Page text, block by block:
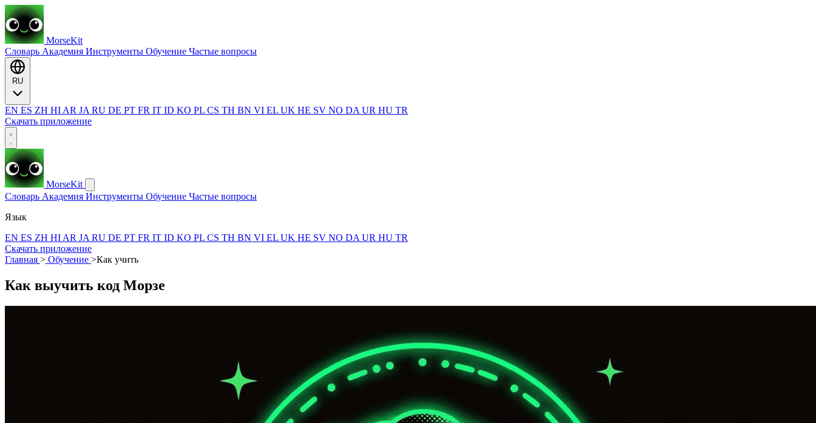
MorseKit
Словарь Академия Инструменты Обучение Частые вопросы
EN ES ZH HI AR JA RU DE PT FR IT ID KO PL CS TH BN VI EL UK HE SV NO DA UR HU TR
Скачать приложение
MorseKit
Словарь Академия Инструменты Обучение Частые вопросы
Язык
EN ES ZH HI AR JA RU DE PT FR IT ID KO PL CS TH BN VI EL UK HE SV NO DA UR HU TR
Скачать приложение
Главная > Обучение >Как учить
Как выучить код Морзе